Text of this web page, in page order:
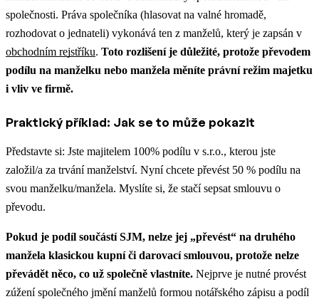
společnosti. Práva společníka (hlasovat na valné hromadě,
rozhodovat o jednateli) vykonává ten z manželů, který je zapsán v
obchodním rejstříku. Toto rozlišení je důležité, protože převodem
podílu na manželku nebo manžela měníte právní režim majetku
i vliv ve firmě.
Praktický příklad: Jak se to může pokazit
Představte si: Jste majitelem 100% podílu v s.r.o., kterou jste
založil/a za trvání manželství. Nyní chcete převést 50 % podílu na
svou manželku/manžela. Myslíte si, že stačí sepsat smlouvu o
převodu.
Pokud je podíl součástí SJM, nelze jej „převést“ na druhého
manžela klasickou kupní či darovací smlouvou, protože nelze
převádět něco, co už společně vlastníte. Nejprve je nutné provést
zúžení společného jmění manželů formou notářského zápisu a podíl